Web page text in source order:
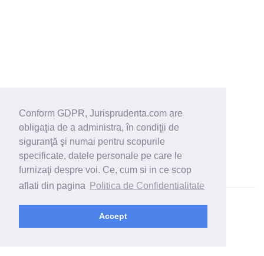
Conform GDPR, Jurisprudenta.com are
obligaţia de a administra, în condiţii de
siguranţă şi numai pentru scopurile
specificate, datele personale pe care le
furnizaţi despre voi. Ce, cum si in ce scop
aflati din pagina
Politica de Confidentialitate
Accept
© 2026 - Jurisprudenta.com -Cautare-Termeni si conditii